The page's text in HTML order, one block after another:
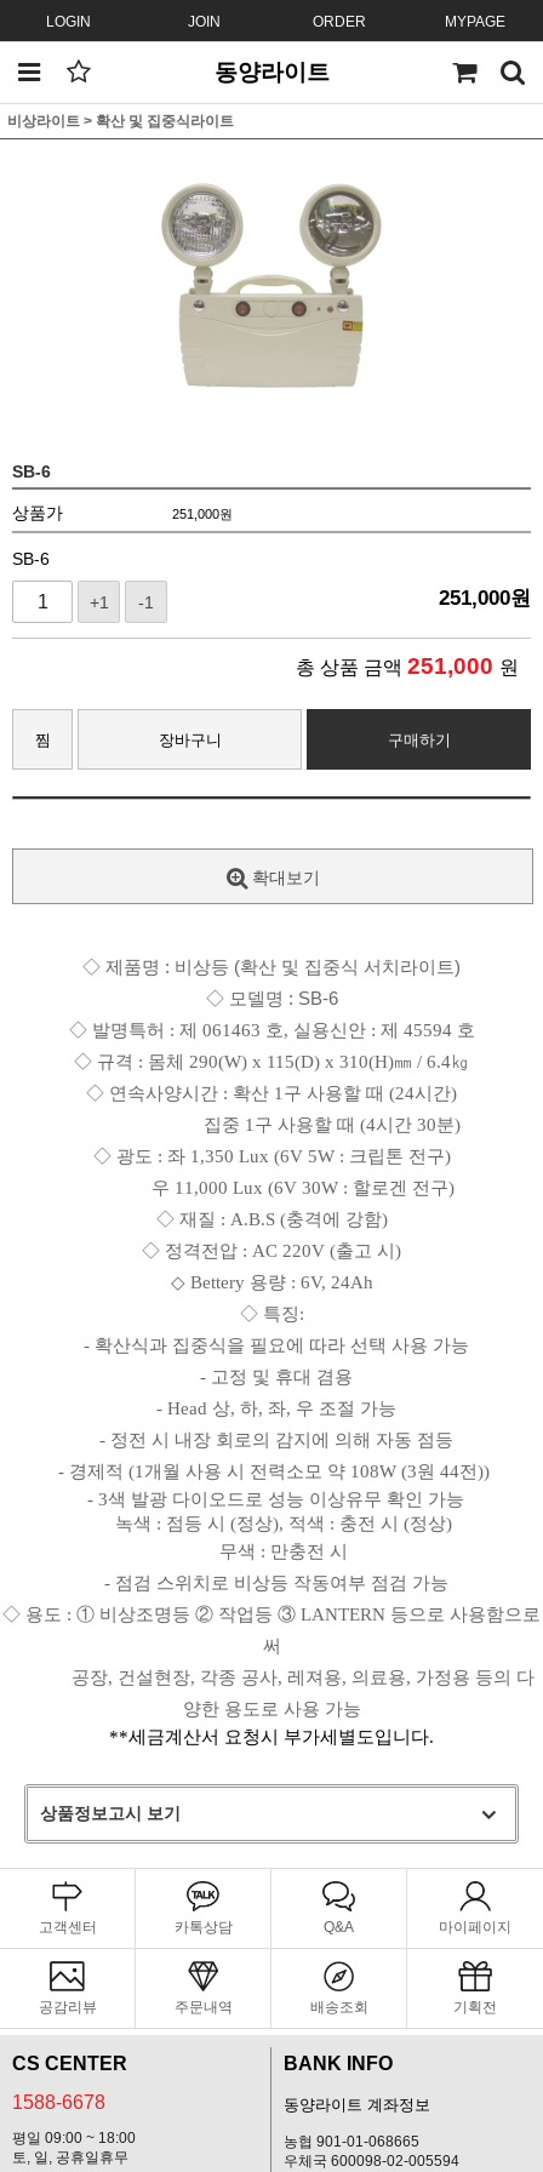
LOGIN JOIN ORDER MYPAGE
동양라이트
비상라이트 > 확산 및 집중식라이트
SB-6
상품가 251,000원
SB-6
+1 -1 251,000원
총 상품 금액 251,000 원
찜 장바구니 구매하기
확대보기
◇ 제품명 : 비상등 (확산 및 집중식 서치라이트)
◇ 모델명 : SB-6
◇ 발명특허 : 제 061463 호, 실용신안 : 제 45594 호
◇ 규격 : 몸체 290(W) x 115(D) x 310(H)㎜ / 6.4㎏
◇ 연속사양시간 : 확산 1구 사용할 때 (24시간)
집중 1구 사용할 때 (4시간 30분)
◇ 광도 : 좌 1,350 Lux (6V 5W : 크립톤 전구)
우 11,000 Lux (6V 30W : 할로겐 전구)
◇ 재질 : A.B.S (충격에 강함)
◇ 정격전압 : AC 220V (출고 시)
◇ Bettery 용량 : 6V, 24Ah
◇ 특징:
- 확산식과 집중식을 필요에 따라 선택 사용 가능
- 고정 및 휴대 겸용
- Head 상, 하, 좌, 우 조절 가능
- 정전 시 내장 회로의 감지에 의해 자동 점등
- 경제적 (1개월 사용 시 전력소모 약 108W (3원 44전))
- 3색 발광 다이오드로 성능 이상유무 확인 가능
녹색 : 점등 시 (정상), 적색 : 충전 시 (정상)
무색 : 만충전 시
- 점검 스위치로 비상등 작동여부 점검 가능
◇ 용도 : ① 비상조명등 ② 작업등 ③ LANTERN 등으로 사용함으로
써
공장, 건설현장, 각종 공사, 레져용, 의료용, 가정용 등의 다
양한 용도로 사용 가능
**세금계산서 요청시 부가세별도입니다.
상품정보고시 보기
고객센터 카톡상담 Q&A 마이페이지
공감리뷰 주문내역 배송조회 기획전
CS CENTER
1588-6678
평일 09:00 ~ 18:00
토, 일, 공휴일휴무
BANK INFO
동양라이트 계좌정보
농협 901-01-068665
우체국 600098-02-005594